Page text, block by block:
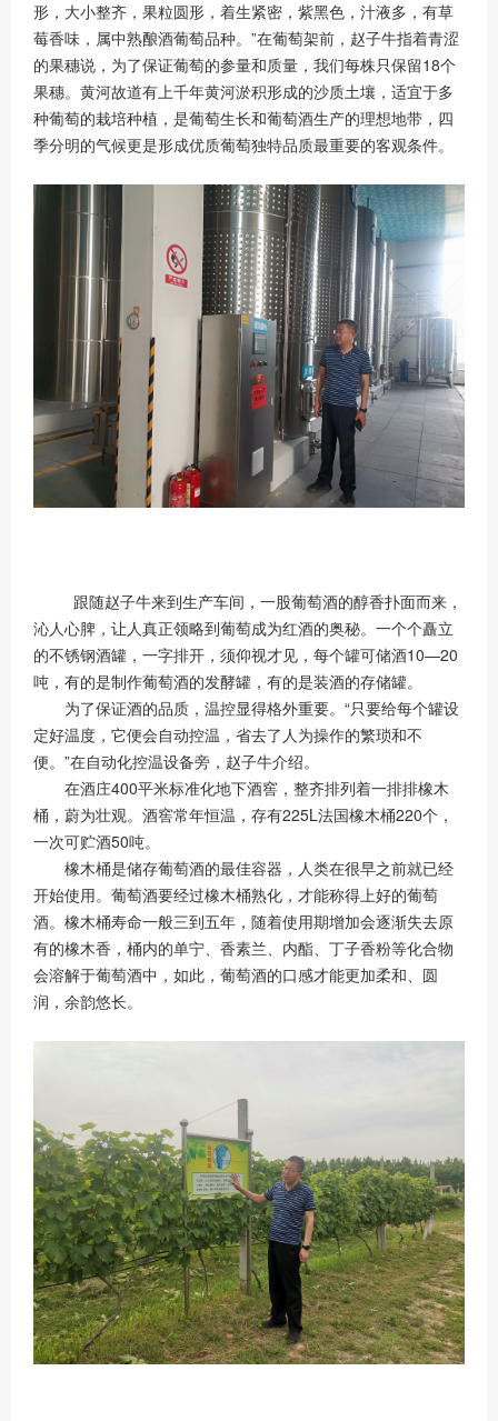
形，大小整齐，果粒圆形，着生紧密，紫黑色，汁液多，有草
莓香味，属中熟酿酒葡萄品种。”在葡萄架前，赵子牛指着青涩
的果穗说，为了保证葡萄的参量和质量，我们每株只保留18个
果穗。黄河故道有上千年黄河淤积形成的沙质土壤，适宜于多
种葡萄的栽培种植，是葡萄生长和葡萄酒生产的理想地带，四
季分明的气候更是形成优质葡萄独特品质最重要的客观条件。
跟随赵子牛来到生产车间，一股葡萄酒的醇香扑面而来，
沁人心脾，让人真正领略到葡萄成为红酒的奥秘。一个个矗立
的不锈钢酒罐，一字排开，须仰视才见，每个罐可储酒10—20
吨，有的是制作葡萄酒的发酵罐，有的是装酒的存储罐。
为了保证酒的品质，温控显得格外重要。“只要给每个罐设
定好温度，它便会自动控温，省去了人为操作的繁琐和不
便。”在自动化控温设备旁，赵子牛介绍。
在酒庄400平米标准化地下酒窖，整齐排列着一排排橡木
桶，蔚为壮观。酒窖常年恒温，存有225L法国橡木桶220个，
一次可贮酒50吨。
橡木桶是储存葡萄酒的最佳容器，人类在很早之前就已经
开始使用。葡萄酒要经过橡木桶熟化，才能称得上好的葡萄
酒。橡木桶寿命一般三到五年，随着使用期增加会逐渐失去原
有的橡木香，桶内的单宁、香素兰、内酯、丁子香粉等化合物
会溶解于葡萄酒中，如此，葡萄酒的口感才能更加柔和、圆
润，余韵悠长。